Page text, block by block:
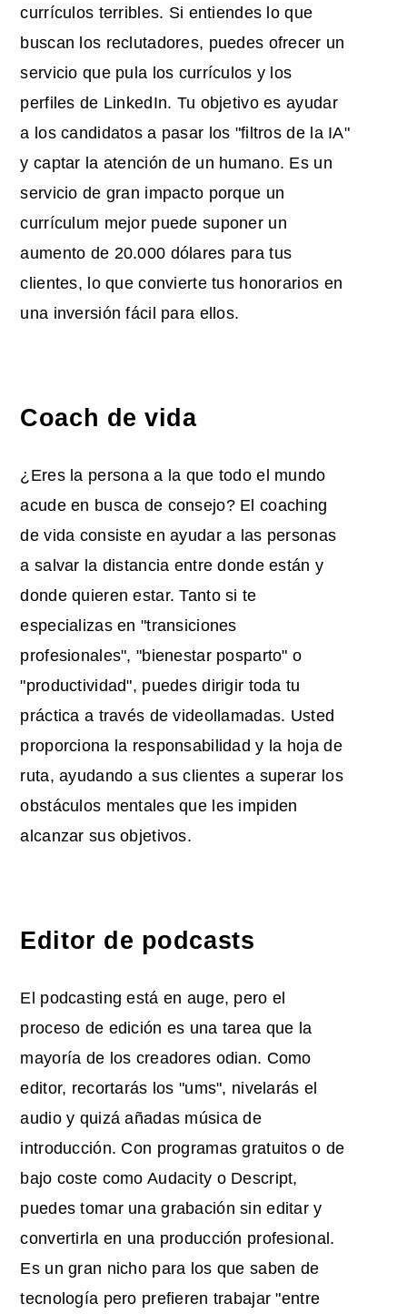
currículos terribles. Si entiendes lo que
buscan los reclutadores, puedes ofrecer un
servicio que pula los currículos y los
perfiles de LinkedIn. Tu objetivo es ayudar
a los candidatos a pasar los "filtros de la IA"
y captar la atención de un humano. Es un
servicio de gran impacto porque un
currículum mejor puede suponer un
aumento de 20.000 dólares para tus
clientes, lo que convierte tus honorarios en
una inversión fácil para ellos.
Coach de vida
¿Eres la persona a la que todo el mundo
acude en busca de consejo? El coaching
de vida consiste en ayudar a las personas
a salvar la distancia entre donde están y
donde quieren estar. Tanto si te
especializas en "transiciones
profesionales", "bienestar posparto" o
"productividad", puedes dirigir toda tu
práctica a través de videollamadas. Usted
proporciona la responsabilidad y la hoja de
ruta, ayudando a sus clientes a superar los
obstáculos mentales que les impiden
alcanzar sus objetivos.
Editor de podcasts
El podcasting está en auge, pero el
proceso de edición es una tarea que la
mayoría de los creadores odian. Como
editor, recortarás los "ums", nivelarás el
audio y quizá añadas música de
introducción. Con programas gratuitos o de
bajo coste como Audacity o Descript,
puedes tomar una grabación sin editar y
convertirla en una producción profesional.
Es un gran nicho para los que saben de
tecnología pero prefieren trabajar "entre